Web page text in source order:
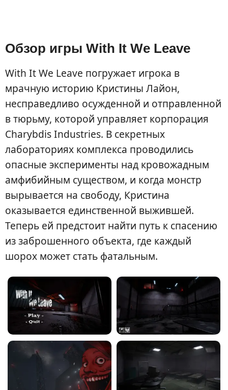
Обзор игры With It We Leave
With It We Leave погружает игрока в
мрачную историю Кристины Лайон,
несправедливо осужденной и отправленной
в тюрьму, которой управляет корпорация
Charybdis Industries. В секретных
лабораториях комплекса проводились
опасные эксперименты над кровожадным
амфибийным существом, и когда монстр
вырывается на свободу, Кристина
оказывается единственной выжившей.
Теперь ей предстоит найти путь к спасению
из заброшенного объекта, где каждый
шорох может стать фатальным.